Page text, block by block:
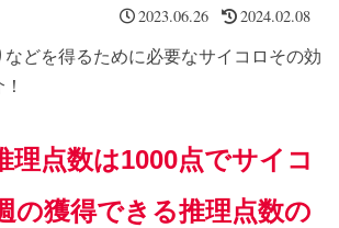
2023.06.26 2024.02.08
などを得るために必要なサイコロその効
理点数は1000点でサイコ
の獲得できる推理点数の